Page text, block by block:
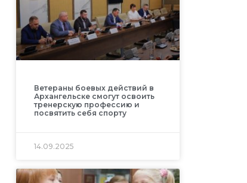
Ветераны боевых действий в
Архангельске смогут освоить
тренерскую профессию и
посвятить себя спорту
14.09.2025